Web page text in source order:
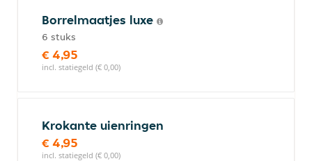
Borrelmaatjes luxe
6 stuks
€ 4,95
incl. statiegeld (€ 0,00)
Krokante uienringen
€ 4,95
incl. statiegeld (€ 0,00)